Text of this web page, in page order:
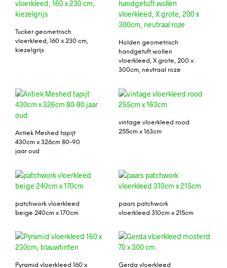
Tucker geometrisch
vloerkleed, 160 x 230 cm,
kiezelgrijs
Holden geometrisch
handgetuft wollen
vloerkleed, X grote, 200 x
300cm, neutraal roze
Antiek Meshed tapijt
430cm x 326cm 80-90
jaar oud
vintage vloerkleed rood
255cm x 163cm
patchwork vloerkleed
beige 240cm x 170cm
paars patchwork
vloerkleed 310cm x 215cm
Pyramid vloerkleed 160 x
Gerda vloerkleed